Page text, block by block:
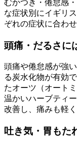
むかつき・倦怠感
な症状別にイギリ
ぞれの症状に合わ
頭痛・だるさに
頭痛や倦怠感が強
る炭水化物が有効
たオーツ（オート
温かいハーブティ
改善し、痛みも軽
吐き気・胃もた